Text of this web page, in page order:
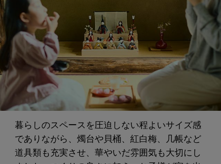
暮らしのスペースを圧迫しない程よいサイズ感
でありながら、燭台や貝桶、紅白梅、几帳など
道具類も充実させ、華やいだ雰囲気も大切にし